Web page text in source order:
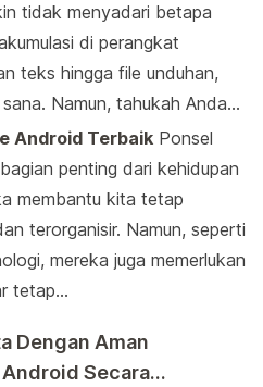
tidak menyadari betapa
di perangkat
teks hingga file unduhan,
Namun, tahukah Anda…
Android Terbaik Ponsel
penting dari kehidupan
membantu kita tetap
terorganisir. Namun, seperti
mereka juga memerlukan
tetap…
Dengan Aman
Secara